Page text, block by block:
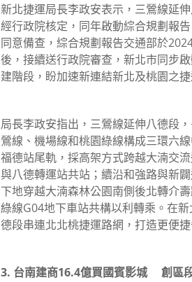
新北捷運局長李政安表示，三鶯線延
經行政院核定，同年啟動綜合規劃報
同意備查，綜合規劃報告交通部於
後，接續送行政院審查，新北市同步
建階段，盼加速新連結新北及桃園之捷
局長李政安指出，三鶯線延伸八德段
鶯線、機場線和桃園綠線構成三環六
福德站尾軌，採高架方式跨越大湳交
與八德轉運站共站；續沿和強路與新
下地穿越大湳森林公園南側後北轉介
綠線G04地下車站共構以利轉乘。在
德段串連北北桃捷運路網，打造更便
3. 台南建商16.4億買國賓影城 創區